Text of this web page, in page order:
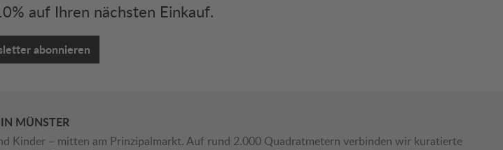
auf Ihren nächsten Einkauf.
abonnieren
MÜNSTER
Kinder – mitten am Prinzipalmarkt. Auf rund 2.000 Quadratmetern verbinden wir kuratierte